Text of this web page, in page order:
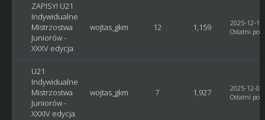
ZAPISY! U21
Indywidualne
Mistrzostwa
Juniorów -
XXXV edycja
wojtas_gkm 12 1,159
2025-12-
Ostatni post
U21
Indywidualne
Mistrzostwa
Juniorów -
XXXIV edycja
wojtas_gkm 7 1,927
2025-12-
Ostatni post